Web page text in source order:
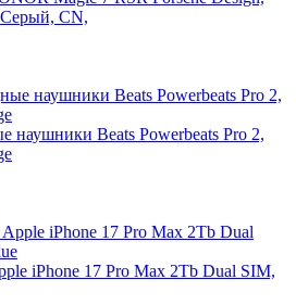
СN,
наушники Beats Powerbeats Pro 2,
iPhone 17 Pro Max 2Tb Dual SIM,